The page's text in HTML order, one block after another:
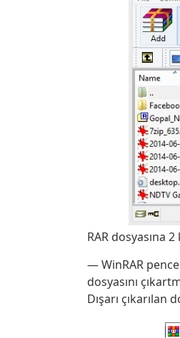
RAR dosyasına
— WinRAR
dosyasını
Dışarı